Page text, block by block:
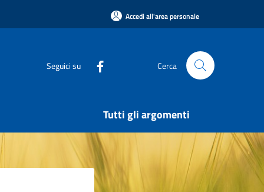
Accedi all'area personale
Seguici su Cerca
Tutti gli argomenti